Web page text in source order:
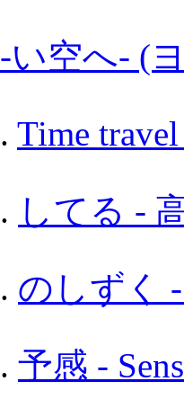
-い空へ- (
. Time
. してる -
. のしずく
. 予感 -